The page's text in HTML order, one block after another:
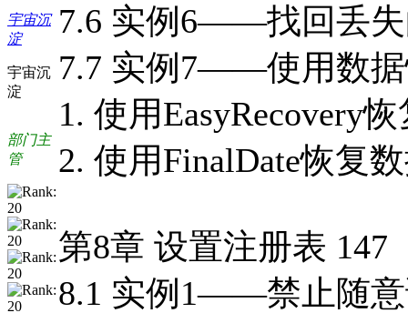
宇宙沉
淀
宇宙沉
淀
部门主
管
7.6 实例6——找回丢失
7.7 实例7——使用数据
1. 使用EasyRecovery
2. 使用FinalDate恢复
第8章 设置注册表 147
8.1 实例1——禁止随意